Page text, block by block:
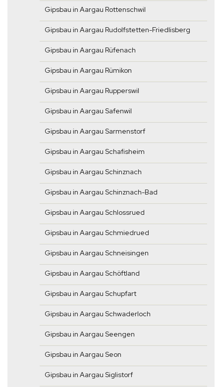
Gipsbau in Aargau Rottenschwil
Gipsbau in Aargau Rudolfstetten-Friedlisberg
Gipsbau in Aargau Rüfenach
Gipsbau in Aargau Rümikon
Gipsbau in Aargau Rupperswil
Gipsbau in Aargau Safenwil
Gipsbau in Aargau Sarmenstorf
Gipsbau in Aargau Schafisheim
Gipsbau in Aargau Schinznach
Gipsbau in Aargau Schinznach-Bad
Gipsbau in Aargau Schlossrued
Gipsbau in Aargau Schmiedrued
Gipsbau in Aargau Schneisingen
Gipsbau in Aargau Schöftland
Gipsbau in Aargau Schupfart
Gipsbau in Aargau Schwaderloch
Gipsbau in Aargau Seengen
Gipsbau in Aargau Seon
Gipsbau in Aargau Siglistorf